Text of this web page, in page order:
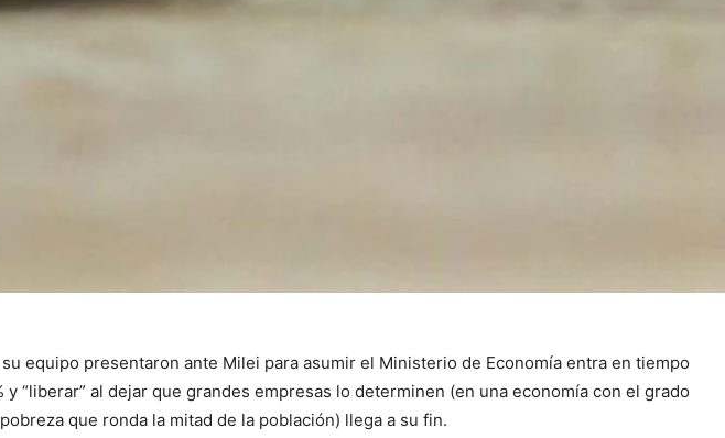
equipo presentaron ante Milei para asumir el Ministerio de Economía entra en tiempo
“liberar” al dejar que grandes empresas lo determinen (en una economía con el grado
que ronda la mitad de la población) llega a su fin.